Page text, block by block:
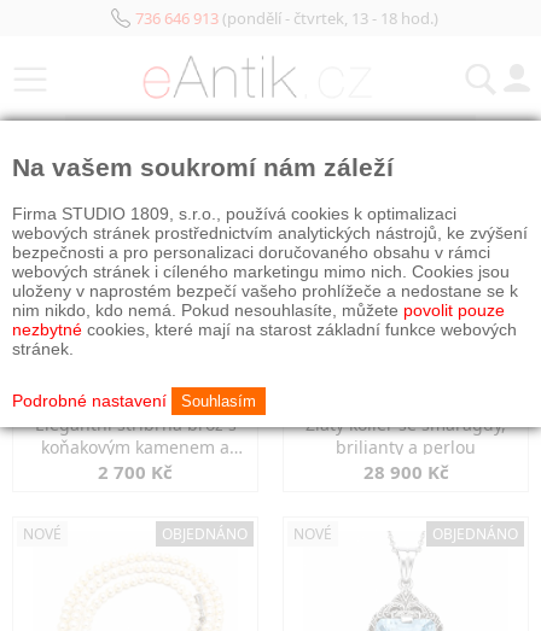
736 646 913(pondělí - čtvrtek, 13 - 18 hod.)
Elegantní stříbrná brož s
koňakovým kamenem a
markazity
2 700 Kč
Zlatý kolier se smaragdy,
brilianty a perlou
28 900 Kč
NOVÉ OBJEDNÁNO NOVÉ OBJEDNÁNO
Na vašem soukromí nám záleží
Firma STUDIO 1809, s.r.o., používá cookies k optimalizaci
webových stránek prostřednictvím analytických nástrojů, ke zvýšení
bezpečnosti a pro personalizaci doručovaného obsahu v rámci
webových stránek i cíleného marketingu mimo nich. Cookies jsou
uloženy v naprostém bezpečí vašeho prohlížeče a nedostane se k
nim nikdo, kdo nemá. Pokud nesouhlasíte, můžete povolit pouze
nezbytné cookies, které mají na starost základní funkce webových
stránek.
Podrobné nastavení Souhlasím